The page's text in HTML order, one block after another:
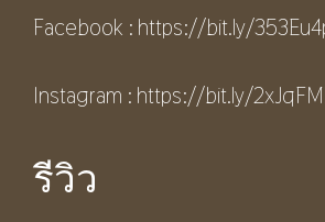
Facebook : https://bit.ly/
Instagram : https://bit.ly/
รีวิว